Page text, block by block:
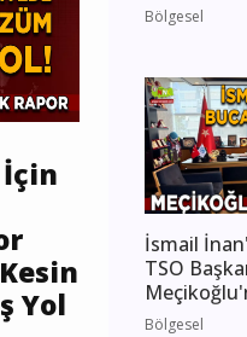
İçin
Yol
Bölgesel
İsmail
TSO
Bölgesel